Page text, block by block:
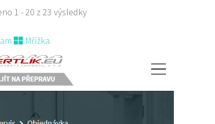
1 - 20 z 23 výsledky
Mřížka